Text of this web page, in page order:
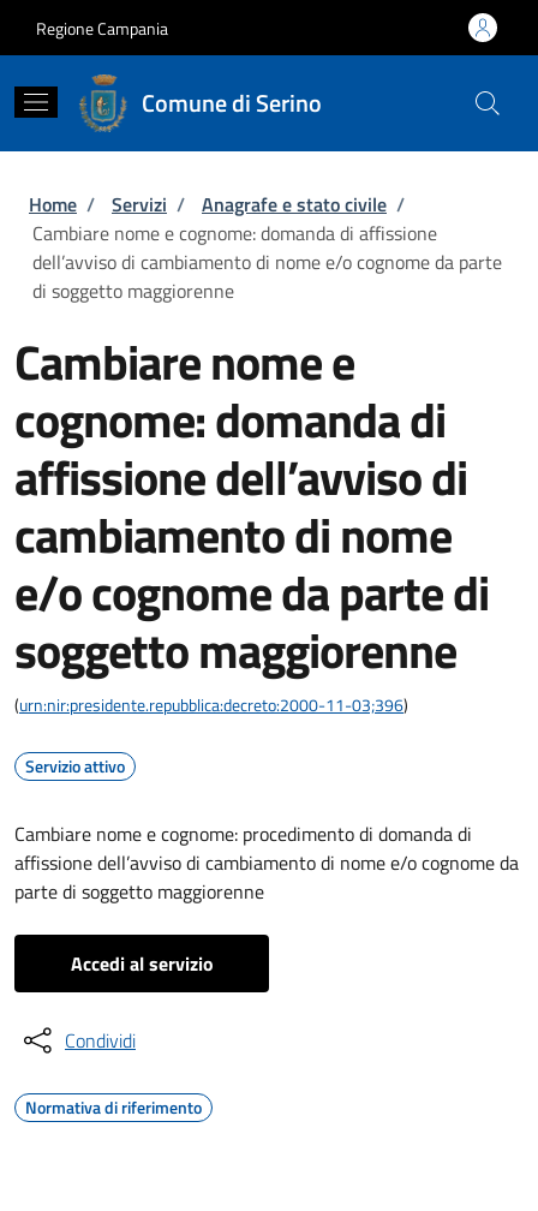
Regione Campania
Comune di Serino
Briciole di pane
Home / Servizi / Anagrafe e stato civile /
Cambiare nome e cognome: domanda di affissione
dell’avviso di cambiamento di nome e/o cognome da parte
di soggetto maggiorenne
Cambiare nome e
cognome: domanda di
affissione dell’avviso di
cambiamento di nome
e/o cognome da parte di
soggetto maggiorenne
(urn:nir:presidente.repubblica:decreto:2000-11-03;396)
Servizio attivo
Cambiare nome e cognome: procedimento di domanda di
affissione dell’avviso di cambiamento di nome e/o cognome da
parte di soggetto maggiorenne
Accedi al servizio
Condividi
Normativa di riferimento